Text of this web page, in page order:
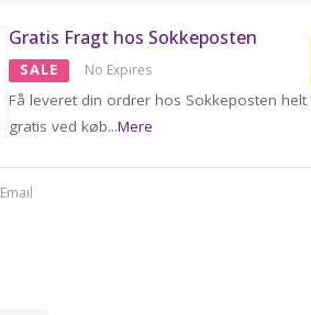
Gratis Fragt hos Sokkeposten
SALE No Expires
Få leveret din ordrer hos Sokkeposten helt
gratis ved køb...Mere
Email